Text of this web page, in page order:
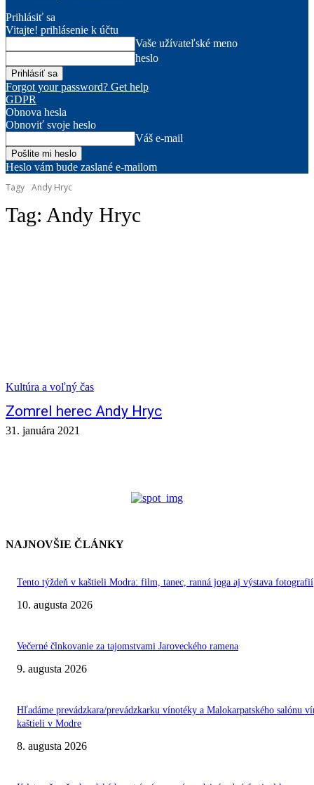
Prihlásiť sa
Vitajte! prihlásenie k účtu
Vaše užívateľské meno
heslo
Forgot your password? Get help
GDPR
Obnova hesla
Obnoviť svoje heslo
Váš e-mail
Heslo vám bude zaslané e-mailom
Tagy Andy Hryc
Tag: Andy Hryc
Kultúra a voľný čas
Zomrel herec Andy Hryc
31. januára 2021
NAJNOVŠIE ČLÁNKY
Tento týždeň v kaštieli Modra: film, tanec, ranná joga aj výstava fotografií
10. augusta 2026
Večerné člnkovanie za tajomstvami Jaroveckého ramena
9. augusta 2026
Hľadáme prevádzkara/prevádzkarku vínotéky a Malokarpatského salónu
kaštieli v Modre
8. augusta 2026